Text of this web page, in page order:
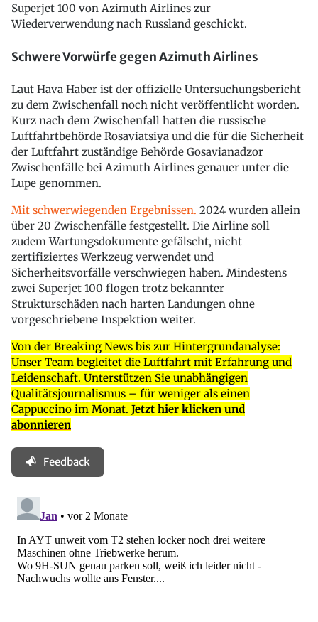
Superjet 100 von Azimuth Airlines zur
Wiederverwendung nach Russland geschickt.
Schwere Vorwürfe gegen Azimuth Airlines
Laut Hava Haber ist der offizielle Untersuchungsbericht
zu dem Zwischenfall noch nicht veröffentlicht worden.
Kurz nach dem Zwischenfall hatten die russische
Luftfahrtbehörde Rosaviatsiya und die für die Sicherheit
der Luftfahrt zuständige Behörde Gosavianadzor
Zwischenfälle bei Azimuth Airlines genauer unter die
Lupe genommen.
Mit schwerwiegenden Ergebnissen. 2024 wurden allein
über 20 Zwischenfälle festgestellt. Die Airline soll
zudem Wartungsdokumente gefälscht, nicht
zertifiziertes Werkzeug verwendet und
Sicherheitsvorfälle verschwiegen haben. Mindestens
zwei Superjet 100 flogen trotz bekannter
Strukturschäden nach harten Landungen ohne
vorgeschriebene Inspektion weiter.
Von der Breaking News bis zur Hintergrundanalyse:
Unser Team begleitet die Luftfahrt mit Erfahrung und
Leidenschaft. Unterstützen Sie unabhängigen
Qualitätsjournalismus – für weniger als einen
Cappuccino im Monat. Jetzt hier klicken und
abonnieren
Feedback